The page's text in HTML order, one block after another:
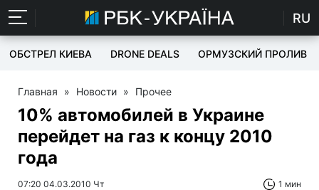
RU
ОБСТРЕЛ КИЕВА DRONE DEALS ОРМУЗСКИЙ ПРОЛИВ
Главная » Новости » Прочее
10% автомобилей в Украине
перейдет на газ к концу 2010
года
07:20 04.03.2010 Чт 1 мин